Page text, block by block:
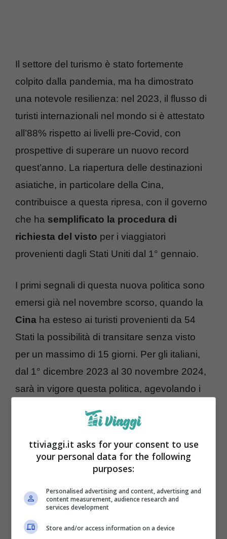
Il settore del turismo è stato fortemente
colpito dalla pandemia, ma ha dimostrato
una notevole resilienza: nel 2023, il flusso di
turisti internazionali nel mondo si è attestato
all’88% rispetto ai livelli pre-Covid, con
prospettive di superare un nuovo record
quest’anno. La riapertura delle destinazioni
asiatiche, in particolare della Cina,
contribuisce a questa ripresa, con il governo
che ha semplificato la procedura di
richiesta del visto per i viaggiatori
provenienti dagli Stati Uniti dal 1° gennaio.
I primi segnali di questa nuova politica sono
emersi già nel novembre scorso, quando la
Cina ha esteso ai turisti provenienti da 54
Stati la possibilità di transitare senza visto
per un massimo di 15 giorni. Per gli italiani,
dal 1° dicembre 2023 al 30 novembre 2024,
sarà in vigore questa politica, agevolando i
affascinante. Inoltre, si sta assistendo a
aumento dei collegamenti aerei tra l’Italia
e la Cina , sfruttando questo nuovo flusso
ttiviaggi.it asks for your consent to use
your personal data for the following
purposes:
Personalised advertising and content, advertising and
content measurement, audience research and
services development
Store and/or access information on a device